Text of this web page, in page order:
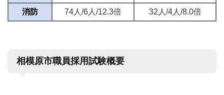
消防 74人/6人/12.3倍 32人/4人/8.0倍
相模原市職員採用試験概要